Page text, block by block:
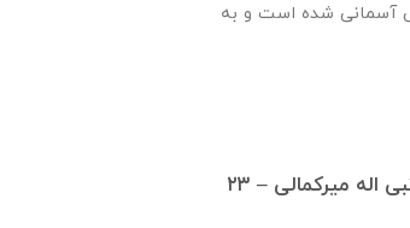
آسمانی شده است و به
گزارش ساخت دبستان زنده ياد سيد نبی اله ميركمالی – ۲۳